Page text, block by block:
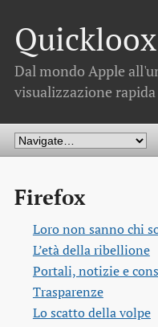
Quickloox
Dal mondo Apple
visualizzazione
Firefox
Loro non sanno chi
L’età della ribellione
Portali, notizie e
Trasparenze
Lo scatto della volpe